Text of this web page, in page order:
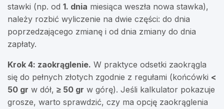
stawki (np. od 1. dnia miesiąca weszła nowa stawka),
należy rozbić wyliczenie na dwie części: do dnia
poprzedzającego zmianę i od dnia zmiany do dnia
zapłaty.
Krok 4: zaokrąglenie. W praktyce odsetki zaokrągla
się do pełnych złotych zgodnie z regułami (końcówki <
50 gr w dół, ≥ 50 gr w górę). Jeśli kalkulator pokazuje
grosze, warto sprawdzić, czy ma opcję zaokrąglenia